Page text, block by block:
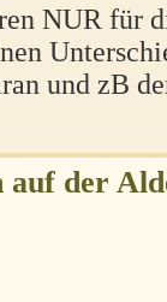
NUR für
und zB
auf der